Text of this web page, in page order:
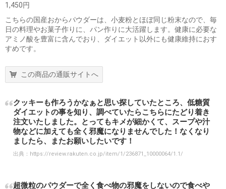
1,450円
こちらの国産おからパウダーは、小麦粉とほぼ同じ粉末なので、毎
日の料理やお菓子作りに、パン作りに大活躍します。健康に必要な
アミノ酸を豊富に含んでおり、ダイエット以外にも健康維持におす
すめです。
この商品の通販サイトへ
クッキーも作ろうかなぁと思い探していたところ、低糖質
ダイエットの事を知り、調べていたらこちらにたどり着き
注文いたしました。とってもキメが細かくて、スープや汁
物などに加えても全く邪魔になりませんでした！なくなり
ましたら、またお願いしたいです！
出典： https://review.rakuten.co.jp/item/1/236871_10000064/1.1/
超微粒のパウダーで全く食べ物の邪魔をしないので食べや